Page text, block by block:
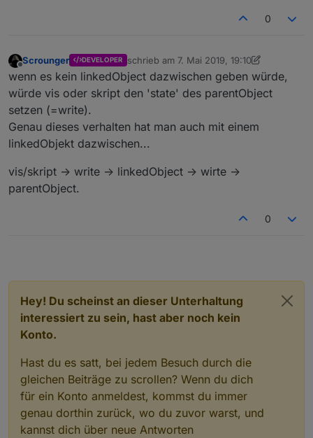
0
Offline
Scrounger DEVELOPER schrieb am 7. Mai 2019, 19:10
zuletzt editiert von Scrounger5. Juli 2019,
wenn es kein linkedObject dazwischen geben würde,
würde vis oder skript den 'state' des parentObject
setzen (=write).
Genau dieses verhalten hat man auch mit einem
linkedObjekt dazwischen...
vis/skript -> write -> linkedObject -> wirte ->
parentObject.
0
Hey! Du scheinst an dieser Unterhaltung
interessiert zu sein, hast aber noch kein
Konto.
Hast du es satt, bei jedem Besuch durch die
gleichen Beiträge zu scrollen? Wenn du dich
für ein Konto anmeldest, kommst du immer
genau dorthin zurück, wo du zuvor warst, und
kannst dich über neue Antworten